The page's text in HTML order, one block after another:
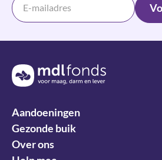
Terug naar de homepage
Aandoeningen
Gezonde buik
Over ons